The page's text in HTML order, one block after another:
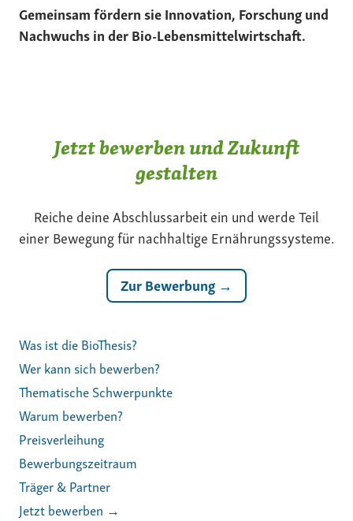
Gemeinsam fördern sie Innovation, Forschung und
Nachwuchs in der Bio-Lebensmittelwirtschaft.
Jetzt bewerben und Zukunft
gestalten
Reiche deine Abschlussarbeit ein und werde Teil
einer Bewegung für nachhaltige Ernährungssysteme.
Zur Bewerbung →
Was ist die BioThesis?
Wer kann sich bewerben?
Thematische Schwerpunkte
Warum bewerben?
Preisverleihung
Bewerbungszeitraum
Träger & Partner
Jetzt bewerben →